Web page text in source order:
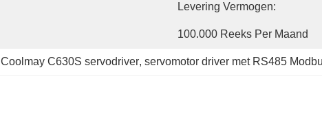
Levering Vermogen:
100.000 Reeks Per Maand
Coolmay C630S servodriver, servomotor driver met RS485